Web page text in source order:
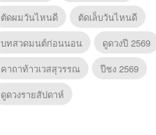
ตัดผมวันไหนดี
ตัดเล็บวันไหนดี
บทสวดมนต์ก่อนนอน
ดูดวงปี 2569
คาถาท้าวเวสสุวรรณ
ปีชง 2569
ดูดวงรายสัปดาห์